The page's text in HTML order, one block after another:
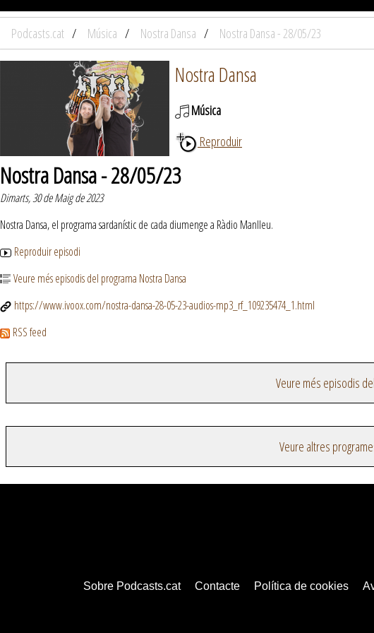
Podcasts.cat Música Nostra Dansa Nostra Dansa - 28/05/23
Nostra Dansa
Música
Reproduir
Nostra Dansa - 28/05/23
Dimarts, 30 de Maig de 2023
Nostra Dansa, el programa sardanístic de cada diumenge a Ràdio Manlleu.
Reproduir episodi
Veure més episodis del programa Nostra Dansa
https://www.ivoox.com/nostra-dansa-28-05-23-audios-mp3_rf_109235474_1.html
RSS feed
Veure més episodis
Veure altres
Sobre Podcasts.cat Contacte Política de cookies